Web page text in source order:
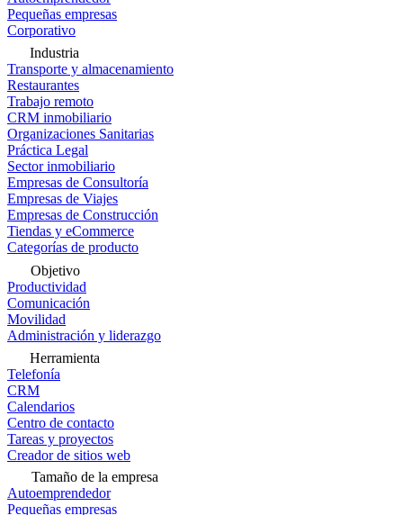
Pequeñas empresas
Corporativo
Industria
Transporte y almacenamiento
Restaurantes
Trabajo remoto
CRM inmobiliario
Organizaciones Sanitarias
Práctica Legal
Sector inmobiliario
Empresas de Consultoría
Empresas de Viajes
Empresas de Construcción
Tiendas y eCommerce
Categorías de producto
Objetivo
Productividad
Comunicación
Movilidad
Administración y liderazgo
Herramienta
Telefonía
CRM
Calendarios
Centro de contacto
Tareas y proyectos
Creador de sitios web
Tamaño de la empresa
Autoemprendedor
Pequeñas empresas